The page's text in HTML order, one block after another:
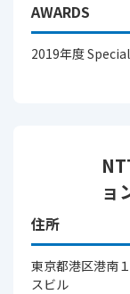
ョ
住所
東京都港区港南
スビル
AWARDS
2019年度